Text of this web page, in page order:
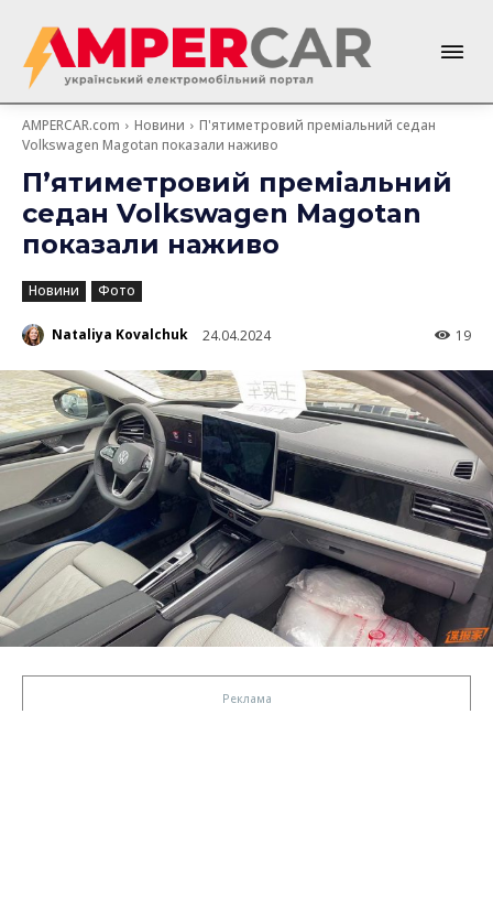
AMPERCAR.com Новини
П'ятиметровий преміальний седан
Volkswagen Magotan показали наживо
П’ятиметровий преміальний
седан Volkswagen Magotan
показали наживо
Новини Фото
Nataliya Kovalchuk 24.04.2024 19